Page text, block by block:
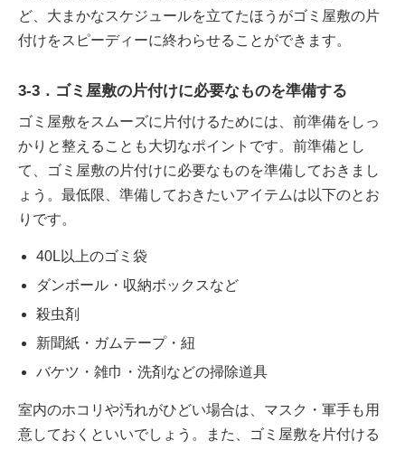
ど、大まかなスケジュールを立てたほうがゴミ屋敷の片
付けをスピーディーに終わらせることができます。
3-3．ゴミ屋敷の片付けに必要なものを準備する
ゴミ屋敷をスムーズに片付けるためには、前準備をしっ
かりと整えることも大切なポイントです。前準備とし
て、ゴミ屋敷の片付けに必要なものを準備しておきまし
ょう。最低限、準備しておきたいアイテムは以下のとお
りです。
40L以上のゴミ袋
ダンボール・収納ボックスなど
殺虫剤
新聞紙・ガムテープ・紐
バケツ・雑巾・洗剤などの掃除道具
室内のホコリや汚れがひどい場合は、マスク・軍手も用
意しておくといいでしょう。また、ゴミ屋敷を片付ける